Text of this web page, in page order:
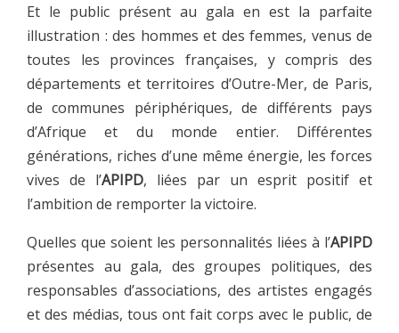
Et le public présent au gala en est la parfaite
illustration : des hommes et des femmes, venus de
toutes les provinces françaises, y compris des
départements et territoires d’Outre-Mer, de Paris,
de communes périphériques, de différents pays
d’Afrique et du monde entier. Différentes
générations, riches d’une même énergie, les forces
vives de l’APIPD, liées par un esprit positif et
l’ambition de remporter la victoire.
Quelles que soient les personnalités liées à l’APIPD
présentes au gala, des groupes politiques, des
responsables d’associations, des artistes engagés
et des médias, tous ont fait corps avec le public, de